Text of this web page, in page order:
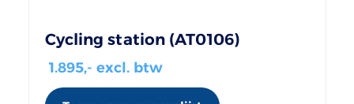
Cycling station (AT0106)
1.895,- excl. btw